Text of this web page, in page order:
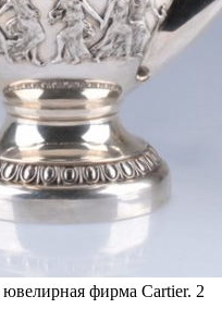
фирма Cartier. 2